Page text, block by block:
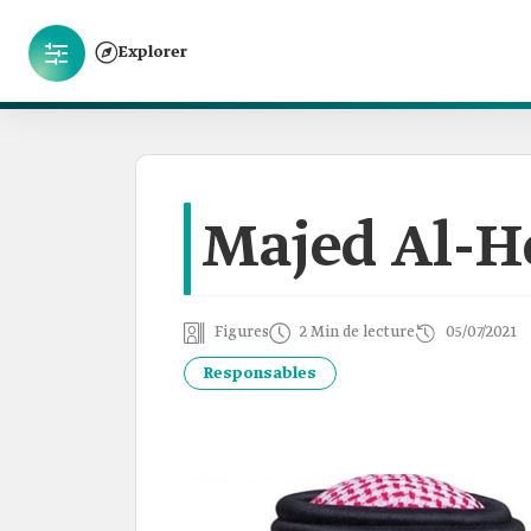
Explorer
Majed Al-
Figures 2 Min de lecture 05/07/2021
Responsables